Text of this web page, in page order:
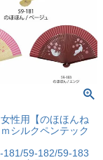
性用【のほほんね
シルクペンテック
181/59-182/59-183